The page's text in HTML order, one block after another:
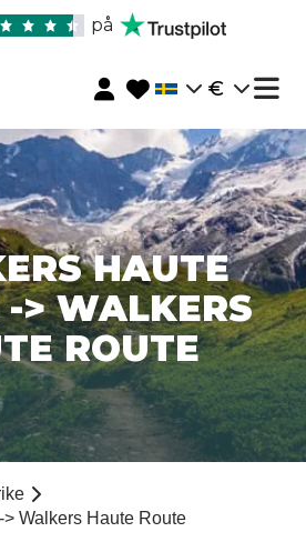
på
€
HAUTE
-> WALKERS
ROUTE
Walkers Haute Route